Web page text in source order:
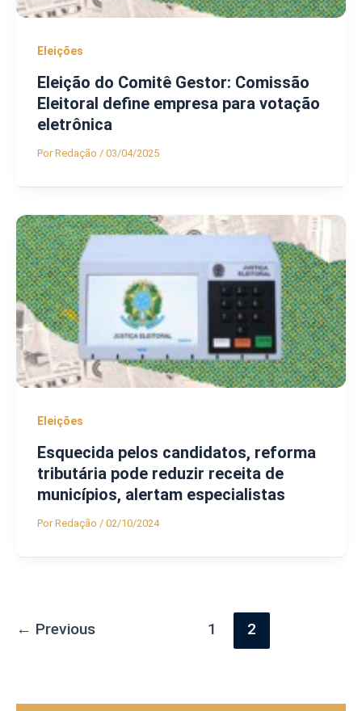
Eleições
Eleição do Comitê Gestor: Comissão
Eleitoral define empresa para votação
eletrônica
PorRedação / 03/04/2025
Eleições
Esquecida pelos candidatos, reforma
tributária pode reduzir receita de
municípios, alertam especialistas
PorRedação / 02/10/2024
← Previous 1 2